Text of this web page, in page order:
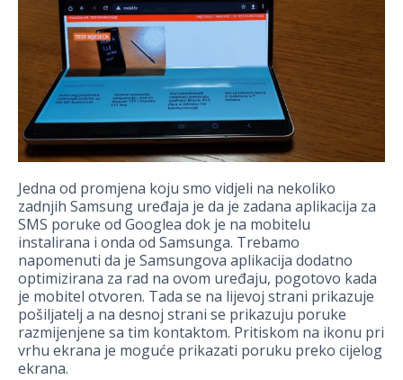
Jedna od promjena koju smo vidjeli na nekoliko
zadnjih Samsung uređaja je da je zadana aplikacija za
SMS poruke od Googlea dok je na mobitelu
instalirana i onda od Samsunga. Trebamo
napomenuti da je Samsungova aplikacija dodatno
optimizirana za rad na ovom uređaju, pogotovo kada
je mobitel otvoren. Tada se na lijevoj strani prikazuje
pošiljatelj a na desnoj strani se prikazuju poruke
razmijenjene sa tim kontaktom. Pritiskom na ikonu pri
vrhu ekrana je moguće prikazati poruku preko cijelog
ekrana.